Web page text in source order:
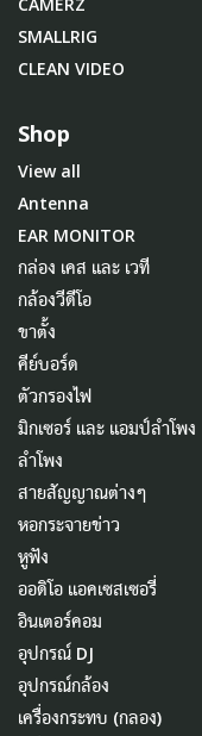
SMALLRIG
CLEAN VIDEO
Shop
View all
Antenna
EAR MONITOR
กล่อง เคส และ เวที
กล้องวีดีโอ
ขาตั้ง
คีย์บอร์ด
ตัวกรองไฟ
มิกเซอร์ และ แอมป์ลำโพง
ลำโพง
สายสัญญาณต่างๆ
หอกระจายข่าว
หูฟัง
ออดิโอ แอคเซสเซอรี่
อินเตอร์คอม
อุปกรณ์ DJ
อุปกรณ์กล้อง
เครื่องกระทบ (กลอง)